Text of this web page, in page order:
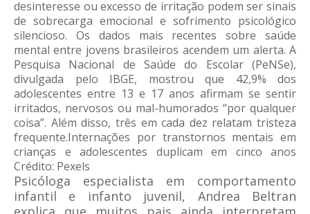
desinteresse ou excesso de irritação podem ser sinais
de sobrecarga emocional e sofrimento psicológico
silencioso. Os dados mais recentes sobre saúde
mental entre jovens brasileiros acendem um alerta. A
Pesquisa Nacional de Saúde do Escolar (PeNSe),
divulgada pelo IBGE, mostrou que 42,9% dos
adolescentes entre 13 e 17 anos afirmam se sentir
irritados, nervosos ou mal-humorados “por qualquer
coisa”. Além disso, três em cada dez relatam tristeza
frequente.Internações por transtornos mentais em
crianças e adolescentes duplicam em cinco anos
Crédito: Pexels
Psicóloga especialista em comportamento
infantil e infanto juvenil, Andrea Beltran